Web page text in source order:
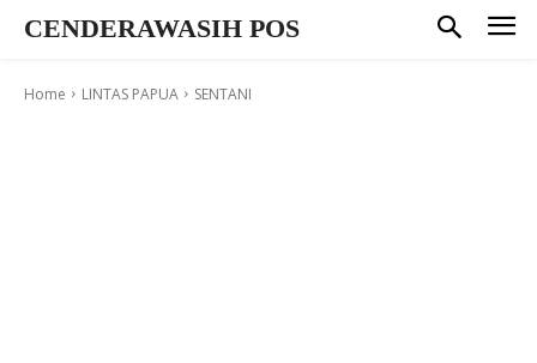
CENDERAWASIH POS
Home LINTAS PAPUA SENTANI